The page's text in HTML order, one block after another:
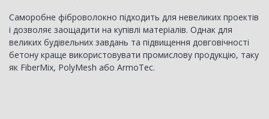
Саморобне фіброволокно підходить для невеликих проектів
і дозволяє заощадити на купівлі матеріалів. Однак для
великих будівельних завдань та підвищення довговічності
бетону краще використовувати промислову продукцію, таку
як FiberMix, PolyMesh або ArmoTec.